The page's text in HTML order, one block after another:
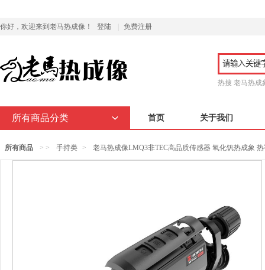
你好，欢迎来到老马热成像！ 登陆 免费注册
热搜 老马热成
所有商品分类 首页 关于我们
所有商品 > > 手持类 > 老马热成像LMQ3非TEC高品质传感器 氧化钒热成象